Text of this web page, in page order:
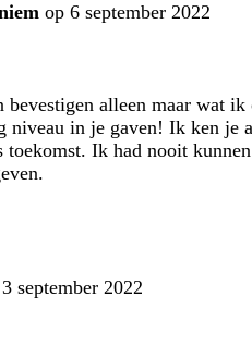
op 6 september 2022
bevestigen alleen maar wat
niveau in je gaven! Ik ken
toekomst. Ik had nooit
september 2022